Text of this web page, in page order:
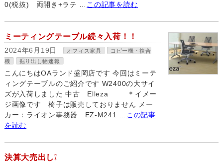
0(税抜) 両開き+ラテ …
この記事を読む
ミーティングテーブル続々入荷！！
2024年6月19日 オフィス家具
コピー機・複合
機
掘り出し物速報
こんにちはOAランド盛岡店です 今回はミーテ
ィングテーブルのご紹介です W2400の大サイ
ズが入荷しました 中古 Elleza ＊イメー
ジ画像です 椅子は販売しておりません メー
カー：ライオン事務器 EZ-M241 …
この記事
を読む
決算大売出し❕